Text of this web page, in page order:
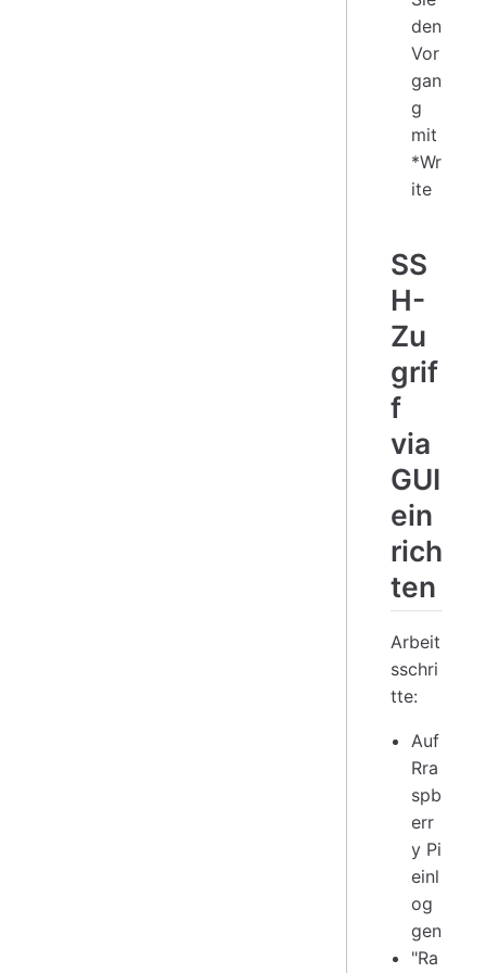
den
Vor
gan
g
mit
*Wr
ite
SS
H-
Zu
grif
f
via
GUI
ein
rich
ten
Arbeit
sschri
tte:
Auf
Rra
spb
err
y Pi
einl
og
gen
"Ra